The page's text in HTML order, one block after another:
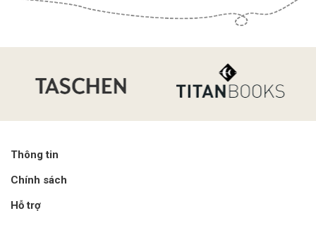
Thông tin
Chính sách
Hỗ trợ